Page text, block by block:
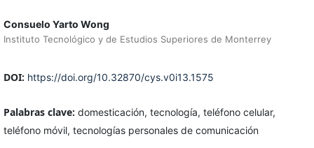
Consuelo Yarto Wong
Instituto Tecnológico y de Estudios Superiores de Monterrey
DOI: https://doi.org/10.32870/cys.v0i13.1575
Palabras clave: domesticación, tecnología, teléfono celular,
teléfono móvil, tecnologías personales de comunicación